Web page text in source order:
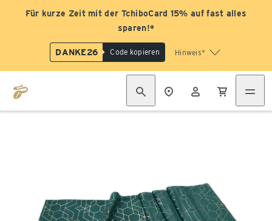
Für kurze Zeit mit der TchiboCard 15% auf fast alles
sparen!*
DANKE26 Code kopieren Hinweis*